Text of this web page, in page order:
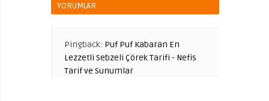
YORUMLAR
Pingback: Puf Puf Kabaran En
Lezzetli Sebzeli Çörek Tarifi - Nefis
Tarif ve Sunumlar